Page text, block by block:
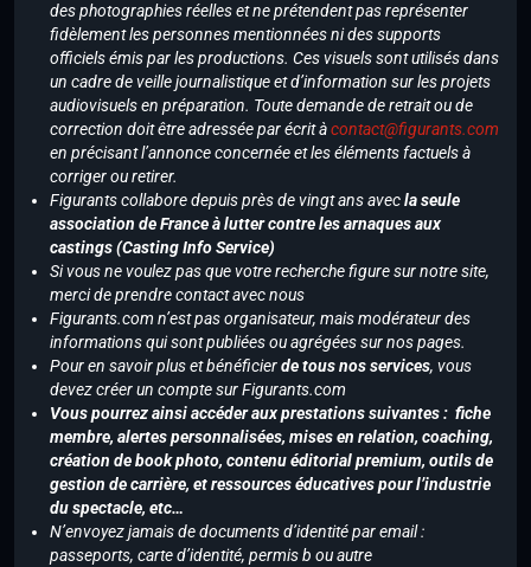
des photographies réelles et ne prétendent pas représenter
fidèlement les personnes mentionnées ni des supports
officiels émis par les productions. Ces visuels sont utilisés dans
un cadre de veille journalistique et d’information sur les projets
audiovisuels en préparation. Toute demande de retrait ou de
correction doit être adressée par écrit àcontact@figurants.com
en précisant l’annonce concernée et les éléments factuels à
corriger ou retirer.
Figurants collabore depuis près de vingt ans avecla seule
association de France à lutter contre les arnaques aux
castings (Casting Info Service)
Si vous ne voulez pas que votre recherche figure sur notre site,
merci de prendre contact avec nous
Figurants.com n’est pas organisateur, mais modérateur des
informations qui sont publiées ou agrégées sur nos pages.
Pour en savoir plus et bénéficierde tous nos services, vous
devez créer un compte sur Figurants.com
Vous pourrez ainsi accéder aux prestations suivantes : fiche
membre, alertes personnalisées, mises en relation, coaching,
création de book photo, contenu éditorial premium, outils de
gestion de carrière, et ressources éducatives pour l’industrie
du spectacle, etc…
N’envoyez jamais de documents d’identité par email :
passeports, carte d’identité, permis b ou autre